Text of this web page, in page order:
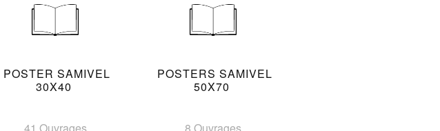
POSTER SAMIVEL
30X40
41 Ouvrages
POSTERS SAMIVEL
50X70
8 Ouvrages